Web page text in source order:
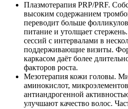
Плазмотерапия PRP/PRF.
высоким содержанием
переводит больше
питание и утолщает
сессий с интервалами в
поддерживающие визиты.
каркасом даёт более
факторов роста.
Мезотерапия кожи головы.
аминокислот,
антиандрогенной
улучшают качество волос.